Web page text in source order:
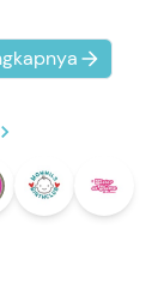
Banget!